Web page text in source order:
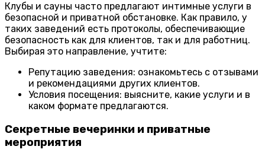
Клубы и сауны часто предлагают интимные услуги в
безопасной и приватной обстановке. Как правило, у
таких заведений есть протоколы, обеспечивающие
безопасность как для клиентов, так и для работниц.
Выбирая это направление, учтите:
Репутацию заведения: ознакомьтесь с отзывами
и рекомендациями других клиентов.
Условия посещения: выясните, какие услуги и в
каком формате предлагаются.
Секретные вечеринки и приватные
мероприятия